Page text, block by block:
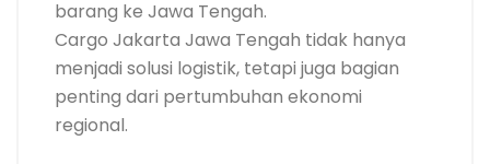
barang ke Jawa Tengah.
Cargo Jakarta Jawa Tengah tidak hanya
menjadi solusi logistik, tetapi juga bagian
penting dari pertumbuhan ekonomi
regional.